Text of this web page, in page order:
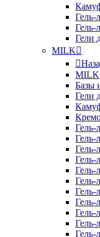
Гель-
Гель-
Гели
MILK
MILK
Базы
Гели
Гель-
Гель-
Гель-
Гель-
Гель-
Гель-
Гель-
Гель-
Гель-
Гель-
Гель-